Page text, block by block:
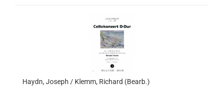
Haydn, Joseph / Klemm, Richard (Bearb.)